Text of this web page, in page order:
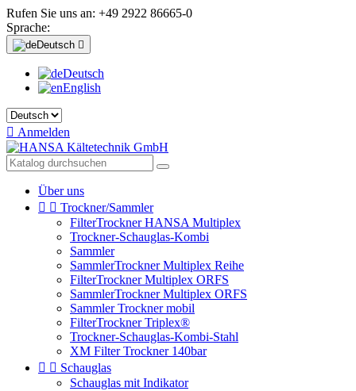
Rufen Sie uns an: +49 2922 86665-0
Sprache:
Deutsch 
Deutsch
English
 Anmelden
Über uns
  Trockner/Sammler
FilterTrockner HANSA Multiplex
Trockner-Schauglas-Kombi
Sammler
SammlerTrockner Multiplex Reihe
FilterTrockner Multiplex ORFS
SammlerTrockner Multiplex ORFS
Sammler Trockner mobil
FilterTrockner Triplex®
Trockner-Schauglas-Kombi-Stahl
XM Filter Trockner 140bar
  Schauglas
Schauglas mit Indikator